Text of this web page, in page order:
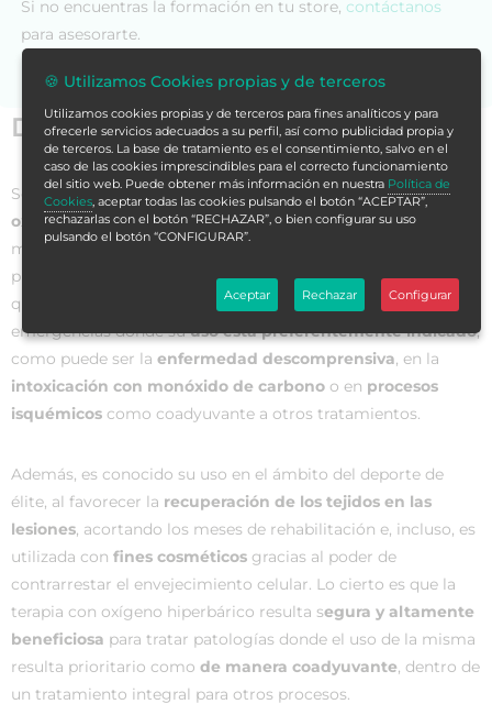
Datos generales
Son múltiples los usos y aplicaciones dela terapia con
oxígeno hiperbárico, además de que la investigación de la
medicina hiperbárica también está creciendo,
principalmente con el objetivo deahondar en los beneficios
que tiene su aplicación. De hecho, existen una serie de
emergencias donde suuso está preferentemente indicado,
como puede ser la enfermedad descomprensiva, en la
intoxicación con monóxido de carbono o en procesos
isquémicos como coadyuvante a otros tratamientos.
Además, es conocido su uso en el ámbito del deporte de
élite, al favorecer la recuperación de los tejidos en las
lesiones, acortando los meses de rehabilitación e, incluso, es
utilizada con fines cosméticos gracias al poder de
contrarrestar el envejecimiento celular. Lo cierto es que la
terapia con oxígeno hiperbárico resulta segura y altamente
beneficiosa para tratar patologías donde el uso de la misma
resulta prioritario como de manera coadyuvante, dentro de
un tratamiento integral para otros procesos.
Si no encuentras la formación en tu store, contáctanos
para asesorarte.
🍪 Utilizamos Cookies propias y de terceros
Utilizamos cookies propias y de terceros para fines analíticos y para
ofrecerle servicios adecuados a su perfil, así como publicidad propia y
de terceros. La base de tratamiento es el consentimiento, salvo en el
caso de las cookies imprescindibles para el correcto funcionamiento
del sitio web. Puede obtener más información en nuestra Política de
Cookies, aceptar todas las cookies pulsando el botón “ACEPTAR”,
rechazarlas con el botón “RECHAZAR”, o bien configurar su uso
pulsando el botón “CONFIGURAR”.
Aceptar Rechazar Configurar